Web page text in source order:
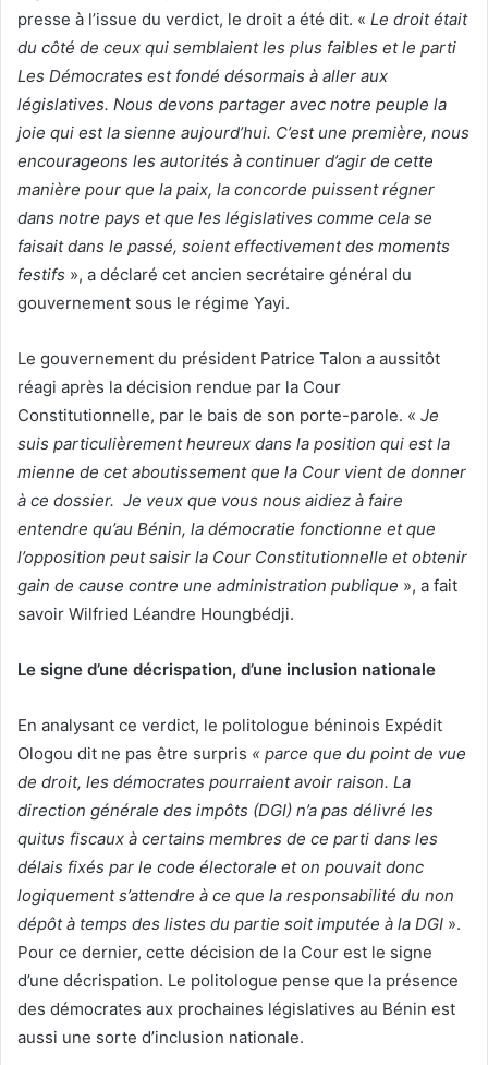
presse à l’issue du verdict, le droit a été dit. « Le droit était
du côté de ceux qui semblaient les plus faibles et le parti
Les Démocrates est fondé désormais à aller aux
législatives. Nous devons partager avec notre peuple la
joie qui est la sienne aujourd’hui. C’est une première, nous
encourageons les autorités à continuer d’agir de cette
manière pour que la paix, la concorde puissent régner
dans notre pays et que les législatives comme cela se
faisait dans le passé, soient effectivement des moments
festifs », a déclaré cet ancien secrétaire général du
gouvernement sous le régime Yayi.
Le gouvernement du président Patrice Talon a aussitôt
réagi après la décision rendue par la Cour
Constitutionnelle, par le bais de son porte-parole. « Je
suis particulièrement heureux dans la position qui est la
mienne de cet aboutissement que la Cour vient de donner
à ce dossier. Je veux que vous nous aidiez à faire
entendre qu’au Bénin, la démocratie fonctionne et que
l’opposition peut saisir la Cour Constitutionnelle et obtenir
gain de cause contre une administration publique », a fait
savoir Wilfried Léandre Houngbédji.
Le signe d’une décrispation, d’une inclusion nationale
En analysant ce verdict, le politologue béninois Expédit
Ologou dit ne pas être surpris « parce que du point de vue
de droit, les démocrates pourraient avoir raison. La
direction générale des impôts (DGI) n’a pas délivré les
quitus fiscaux à certains membres de ce parti dans les
délais fixés par le code électorale et on pouvait donc
logiquement s’attendre à ce que la responsabilité du non
dépôt à temps des listes du partie soit imputée à la DGI ».
Pour ce dernier, cette décision de la Cour est le signe
d’une décrispation. Le politologue pense que la présence
des démocrates aux prochaines législatives au Bénin est
aussi une sorte d’inclusion nationale.